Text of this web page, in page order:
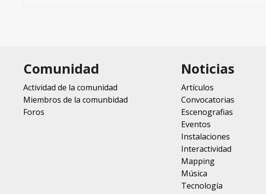
Comunidad
Actividad de la comunidad
Miembros de la comunbidad
Foros
Noticias
Artículos
Convocatorias
Escenografias
Eventos
Instalaciones
Interactividad
Mapping
Música
Tecnología